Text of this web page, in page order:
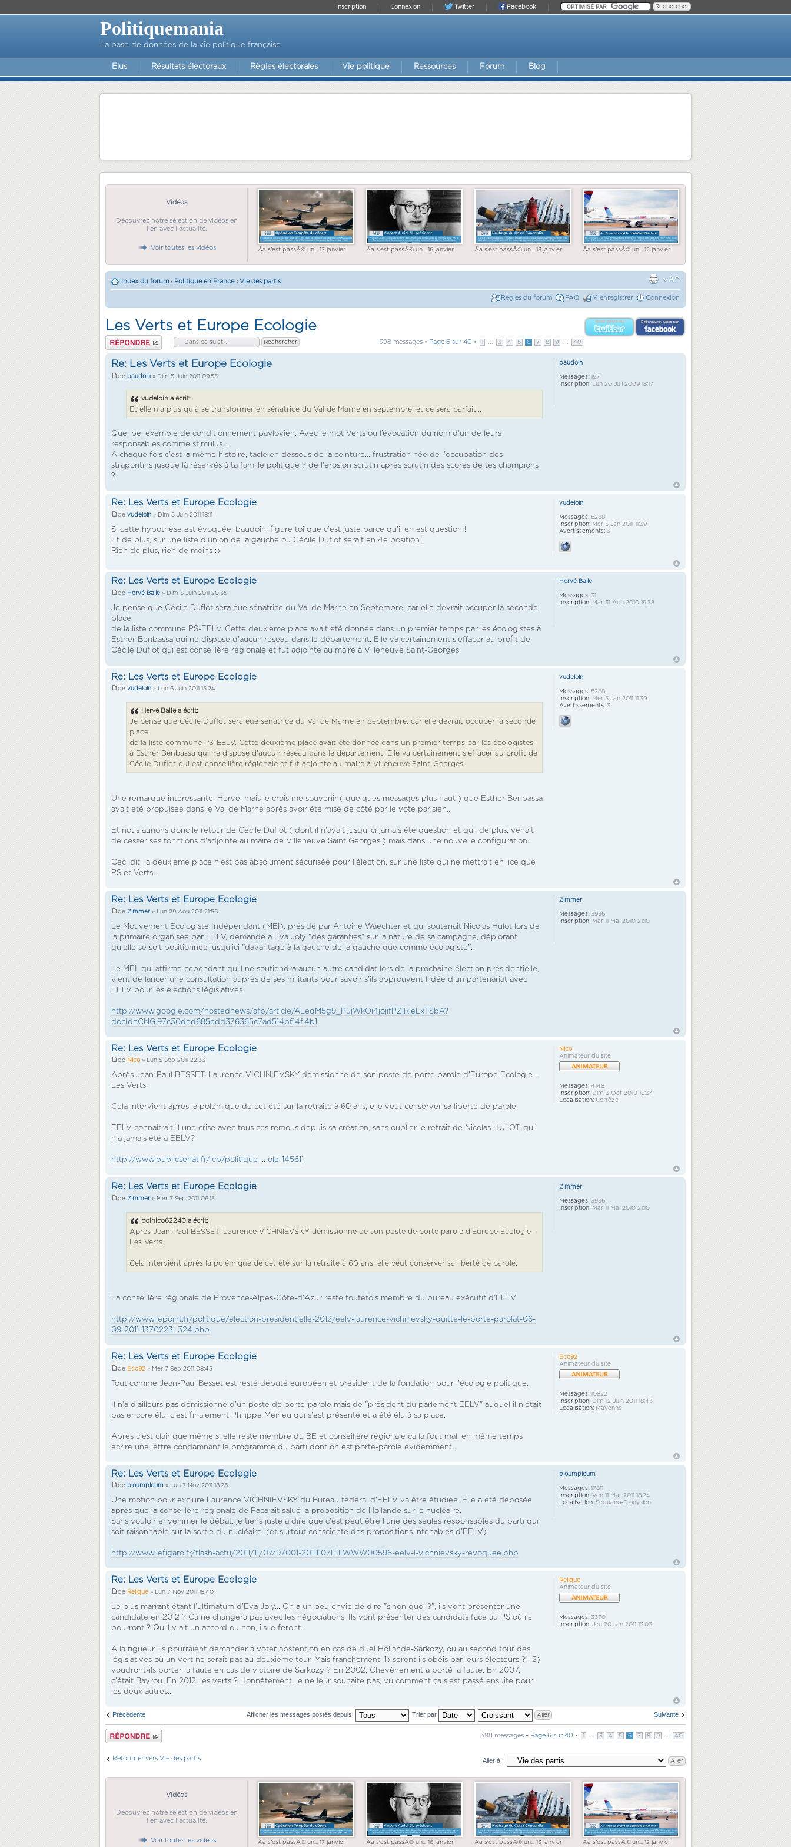
Facebook
Twitter
Connexion
Inscription
Politiquemania
La base de données de la vie politique française
Elus Résultats électoraux Règles électorales Vie politique Ressources Forum Blog
Vidéos
Découvrez notre sélection de vidéos en
lien avec l'actualité.
Voir toutes les vidéos Ãa s'est passÃ© un... 17 janvier Ãa s'est passÃ© un... 16 janvier Ãa s'est passÃ© un... 13 janvier Ãa s'est passÃ© un... 12 janvier
Index du forum ‹ Politique en France ‹ Vie des partis
Règles du forum FAQ M’enregistrer Connexion
Les Verts et Europe Ecologie
Répondre 398 messages • Page 6 sur 40 • 1 3 4 5 6 7 8 9 40
Re: Les Verts et Europe Ecologie
de baudoin » Dim 5 Juin 2011 09:53
vudeloin a écrit:
Et elle n'a plus qu'à se transformer en sénatrice du Val de Marne en septembre, et ce sera parfait...
Quel bel exemple de conditionnement pavlovien. Avec le mot Verts ou l’évocation du nom d'un de leurs
responsables comme stimulus...
A chaque fois c'est la même histoire, tacle en dessous de la ceinture... frustration née de l'occupation des
strapontins jusque là réservés à ta famille politique ? de l'érosion scrutin après scrutin des scores de tes champions
?
baudoin
Messages: 197
Inscription: Lun 20 Juil 2009 18:17
Re: Les Verts et Europe Ecologie
de vudeloin » Dim 5 Juin 2011 18:11
Si cette hypothèse est évoquée, baudoin, figure toi que c'est juste parce qu'il en est question !
Et de plus, sur une liste d'union de la gauche où Cécile Duflot serait en 4e position !
Rien de plus, rien de moins :)
vudeloin
Messages: 8288
Inscription: Mer 5 Jan 2011 11:39
Avertissements: 3
Re: Les Verts et Europe Ecologie
de Hervé Balle » Dim 5 Juin 2011 20:35
Je pense que Cécile Duflot sera éue sénatrice du Val de Marne en Septembre, car elle devrait occuper la seconde
place
de la liste commune PS-EELV. Cette deuxième place avait été donnée dans un premier temps par les écologistes à
Esther Benbassa qui ne dispose d'aucun réseau dans le département. Elle va certainement s'effacer au profit de
Cécile Duflot qui est conseillère régionale et fut adjointe au maire à Villeneuve Saint-Georges.
Hervé Balle
Messages: 31
Inscription: Mar 31 Aoû 2010 19:38
Re: Les Verts et Europe Ecologie
de vudeloin » Lun 6 Juin 2011 15:24
Hervé Balle a écrit:
Je pense que Cécile Duflot sera éue sénatrice du Val de Marne en Septembre, car elle devrait occuper la seconde
place
de la liste commune PS-EELV. Cette deuxième place avait été donnée dans un premier temps par les écologistes
à Esther Benbassa qui ne dispose d'aucun réseau dans le département. Elle va certainement s'effacer au profit de
Cécile Duflot qui est conseillère régionale et fut adjointe au maire à Villeneuve Saint-Georges.
Une remarque intéressante, Hervé, mais je crois me souvenir ( quelques messages plus haut ) que Esther Benbassa
avait été propulsée dans le Val de Marne après avoir été mise de côté par le vote parisien...
Et nous aurions donc le retour de Cécile Duflot ( dont il n'avait jusqu'ici jamais été question et qui, de plus, venait
de cesser ses fonctions d'adjointe au maire de Villeneuve Saint Georges ) mais dans une nouvelle configuration.
Ceci dit, la deuxième place n'est pas absolument sécurisée pour l'élection, sur une liste qui ne mettrait en lice que
PS et Verts...
vudeloin
Messages: 8288
Inscription: Mer 5 Jan 2011 11:39
Avertissements: 3
Re: Les Verts et Europe Ecologie
de Zimmer » Lun 29 Aoû 2011 21:56
Le Mouvement Ecologiste Indépendant (MEI), présidé par Antoine Waechter et qui soutenait Nicolas Hulot lors de
la primaire organisée par EELV, demande à Eva Joly "des garanties" sur la nature de sa campagne, déplorant
qu'elle se soit positionnée jusqu'ici "davantage à la gauche de la gauche que comme écologiste".
Le MEI, qui affirme cependant qu'il ne soutiendra aucun autre candidat lors de la prochaine élection présidentielle,
vient de lancer une consultation auprès de ses militants pour savoir s'ils approuvent l'idée d'un partenariat avec
EELV pour les élections législatives.
http://www.google.com/hostednews/afp/article/ALeqM5g9_PujWkOi4jojifPZiRleLxTSbA?
docId=CNG.97c30ded685edd376365c7ad514bf14f.4b1
Zimmer
Messages: 3936
Inscription: Mar 11 Mai 2010 21:10
Re: Les Verts et Europe Ecologie
de Nico» Lun 5 Sep 2011 22:33
Après Jean-Paul BESSET, Laurence VICHNIEVSKY démissionne de son poste de porte parole d'Europe Ecologie -
Les Verts.
Cela intervient après la polémique de cet été sur la retraite à 60 ans, elle veut conserver sa liberté de parole.
EELV connaîtrait-il une crise avec tous ces remous depuis sa création, sans oublier le retrait de Nicolas HULOT, qui
n'a jamais été à EELV?
http://www.publicsenat.fr/lcp/politique ... ole-145611
Nico
Animateur du site
Messages: 4148
Inscription: Dim 3 Oct 2010 16:34
Localisation: Corrèze
Re: Les Verts et Europe Ecologie
de Zimmer » Mer 7 Sep 2011 06:13
polnico62240 a écrit:
Après Jean-Paul BESSET, Laurence VICHNIEVSKY démissionne de son poste de porte parole d'Europe Ecologie -
Les Verts.
Cela intervient après la polémique de cet été sur la retraite à 60 ans, elle veut conserver sa liberté de parole.
La conseillère régionale de Provence-Alpes-Côte-d'Azur reste toutefois membre du bureau exécutif d'EELV.
http://www.lepoint.fr/politique/election-presidentielle-2012/eelv-laurence-vichnievsky-quitte-le-porte-parolat-06-
09-2011-1370223_324.php
Zimmer
Messages: 3936
Inscription: Mar 11 Mai 2010 21:10
Re: Les Verts et Europe Ecologie
de Eco92 » Mer 7 Sep 2011 08:45
Tout comme Jean-Paul Besset est resté député européen et président de la fondation pour l'écologie politique.
Il n'a d'ailleurs pas démissionné d'un poste de porte-parole mais de "président du parlement EELV" auquel il n'était
pas encore élu, c'est finalement Philippe Meirieu qui s'est présenté et a été élu à sa place.
Après c'est clair que même si elle reste membre du BE et conseillère régionale ça la fout mal, en même temps
écrire une lettre condamnant le programme du parti dont on est porte-parole évidemment...
Eco92
Animateur du site
Messages: 10822
Inscription: Dim 12 Juin 2011 18:43
Localisation: Mayenne
Re: Les Verts et Europe Ecologie
de ploumploum » Lun 7 Nov 2011 18:25
Une motion pour exclure Laurence VICHNIEVSKY du Bureau fédéral d'EELV va être étudiée. Elle a été déposée
après que la conseillère régionale de Paca ait salué la proposition de Hollande sur le nucléaire.
Sans vouloir envenimer le débat, je tiens juste à dire que c'est peut être l'une des seules responsables du parti qui
soit raisonnable sur la sortie du nucléaire. (et surtout consciente des propositions intenables d'EELV)
http://www.lefigaro.fr/flash-actu/2011/11/07/97001-20111107FILWWW00596-eelv-l-vichnievsky-revoquee.php
ploumploum
Messages: 17811
Inscription: Ven 11 Mar 2011 18:24
Localisation: Séquano-Dionysien
Re: Les Verts et Europe Ecologie
de Relique » Lun 7 Nov 2011 18:40
Le plus marrant étant l'ultimatum d'Eva Joly... On a un peu envie de dire "sinon quoi ?", ils vont présenter une
candidate en 2012 ? Ca ne changera pas avec les négociations. Ils vont présenter des candidats face au PS où ils
pourront ? Qu'il y ait un accord ou non, ils le feront.
A la rigueur, ils pourraient demander à voter abstention en cas de duel Hollande-Sarkozy, ou au second tour des
législatives où un vert ne serait pas au deuxième tour. Mais franchement, 1) seront ils obéis par leurs électeurs ? ; 2)
voudront-ils porter la faute en cas de victoire de Sarkozy ? En 2002, Chevènement a porté la faute. En 2007,
c'était Bayrou. En 2012, les verts ? Honnêtement, je ne leur souhaite pas, vu comment ça s'est passé ensuite pour
les deux autres...
Relique
Animateur du site
Messages: 3370
Inscription: Jeu 20 Jan 2011 13:03
Précédente Suivante
Afficher les messages postés depuis: Trier par
Répondre 398 messages • Page 6 sur 40 • 1 3 4 5 6 7 8 9 40
Retourner vers Vie des partis Aller à:
Vidéos
Découvrez notre sélection de vidéos en
lien avec l'actualité.
Voir toutes les vidéos Ãa s'est passÃ© un... 17 janvier Ãa s'est passÃ© un... 16 janvier Ãa s'est passÃ© un... 13 janvier Ãa s'est passÃ© un... 12 janvier